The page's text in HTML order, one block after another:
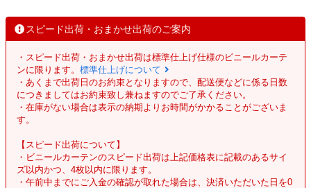
スピード出荷・おまかせ出荷のご案内
・スピード出荷・おまかせ出荷は標準仕上げ仕様のビニールカーテ
ンに限ります。 標準仕上げについて
・あくまで出荷日のお約束となりますので、配送便などに係る日数
につきましてはお約束致し兼ねますのでご了承ください。
・在庫がない場合は表示の納期よりお時間がかかることがございま
す。
【スピード出荷について】
・ビニールカーテンのスピード出荷は上記価格表に記載のあるサイ
ズ以内かつ、4枚以内に限ります。
・午前中までにご入金の確認が取れた場合は、決済いただいた日を0